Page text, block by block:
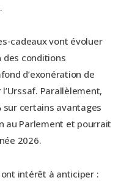
cadeaux vont évoluer
des conditions
d’exonération de
Parallèlement,
certains avantages
au Parlement et pourrait
2026.
intérêt à anticiper :